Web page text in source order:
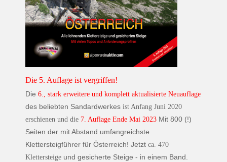
Die 5. Auflage ist vergriffen!
Die 6., stark erweitere und komplett aktualisierte Neuauflage
des beliebten Sandardwerkes ist Anfang Juni 2020
erschienen und die 7. Auflage Ende Mai 2023 Mit 800 (!)
Seiten der mit Abstand umfangreichste
Klettersteigführer für Österreich! Jetzt ca. 470
Klettersteige und gesicherte Steige - in einem Band.